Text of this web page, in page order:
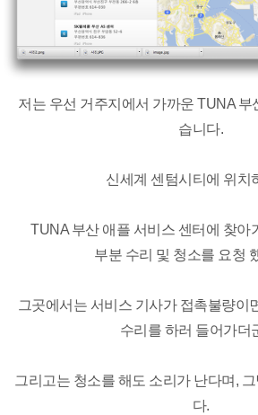
저는 우선 거주지에서 가까운 TUNA
습니다.
신세계 센텀시티에 위치
TUNA 부산 애플 서비스 센터에 찾아
부분 수리 및 청소를 요청
그곳에서는 서비스 기사가 접촉불량이
수리를 하러 들어가더
그리고는 청소를 해도 소리가 난다며,
다.